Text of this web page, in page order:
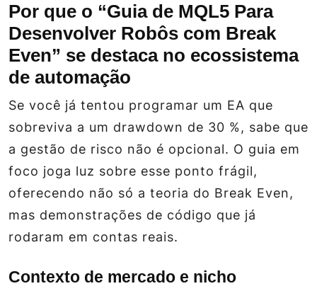
Por que o “Guia de MQL5 Para
Desenvolver Robôs com Break
Even” se destaca no ecossistema
de automação
Se você já tentou programar um EA que
sobreviva a um drawdown de 30 %, sabe que
a gestão de risco não é opcional. O guia em
foco joga luz sobre esse ponto frágil,
oferecendo não só a teoria do Break Even,
mas demonstrações de código que já
rodaram em contas reais.
Contexto de mercado e nicho